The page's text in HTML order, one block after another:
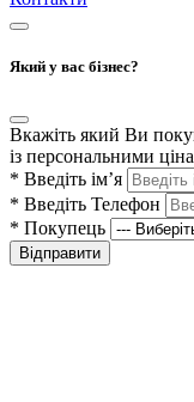
Який у вас бізнес?
Вкажіть який Ви
із персональними
* Введіть ім’я
* Введіть Телефон
* Покупець
Відправити